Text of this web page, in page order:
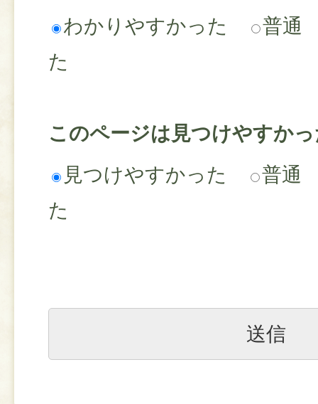
わかりやすかった
普通
た
このページは見つけやすか
見つけやすかった
普通
た